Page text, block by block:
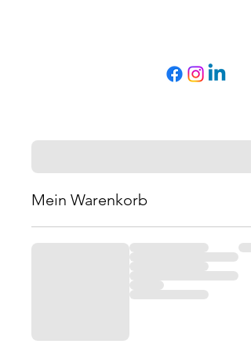
Mein Warenkorb